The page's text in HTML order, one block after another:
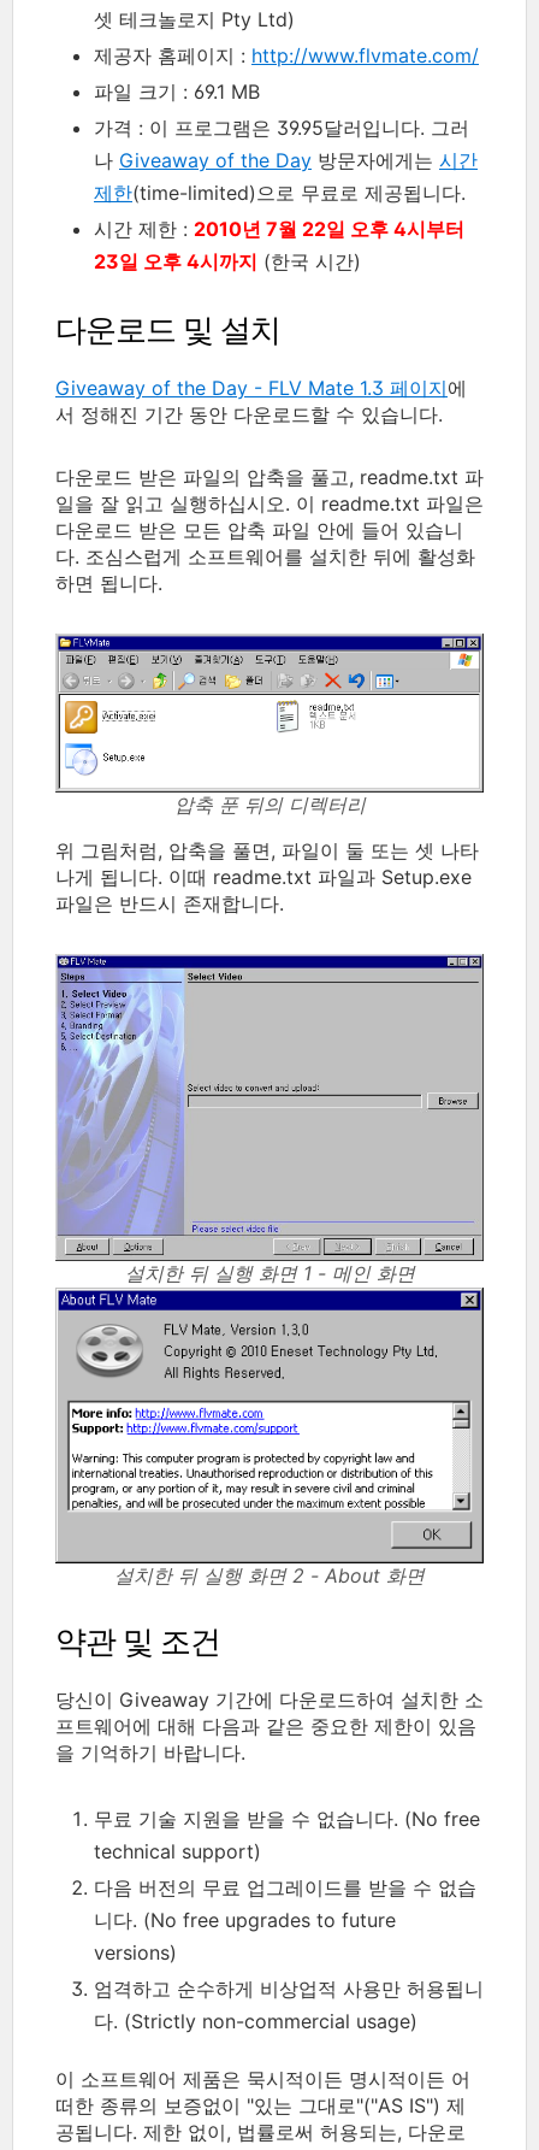
셋 테크놀로지 Pty Ltd)
제공자 홈페이지 : http://www.flvmate.com/
파일 크기 : 69.1 MB
가격 : 이 프로그램은 39.95달러입니다. 그러
나 Giveaway of the Day 방문자에게는 시간
제한(time-limited)으로 무료로 제공됩니다.
시간 제한 : 2010년 7월 22일 오후 4시부터
23일 오후 4시까지 (한국 시간)
다운로드 및 설치
Giveaway of the Day - FLV Mate 1.3 페이지에
서 정해진 기간 동안 다운로드할 수 있습니다.
다운로드 받은 파일의 압축을 풀고, readme.txt 파
일을 잘 읽고 실행하십시오. 이 readme.txt 파일은
다운로드 받은 모든 압축 파일 안에 들어 있습니
다. 조심스럽게 소프트웨어를 설치한 뒤에 활성화
하면 됩니다.
압축 푼 뒤의 디렉터리
위 그림처럼, 압축을 풀면, 파일이 둘 또는 셋 나타
나게 됩니다. 이때 readme.txt 파일과 Setup.exe
파일은 반드시 존재합니다.
설치한 뒤 실행 화면 1 - 메인 화면
설치한 뒤 실행 화면 2 - About 화면
약관 및 조건
당신이 Giveaway 기간에 다운로드하여 설치한 소
프트웨어에 대해 다음과 같은 중요한 제한이 있음
을 기억하기 바랍니다.
무료 기술 지원을 받을 수 없습니다. (No free
technical support)
다음 버전의 무료 업그레이드를 받을 수 없습
니다. (No free upgrades to future
versions)
엄격하고 순수하게 비상업적 사용만 허용됩니
다. (Strictly non-commercial usage)
이 소프트웨어 제품은 묵시적이든 명시적이든 어
떠한 종류의 보증없이 "있는 그대로"("AS IS") 제
공됩니다. 제한 없이, 법률로써 허용되는, 다운로